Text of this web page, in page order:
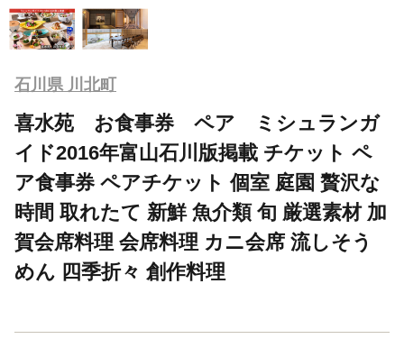
石川県 川北町
喜水苑 お食事券 ペア ミシュランガ
イド2016年富山石川版掲載 チケット ペ
ア食事券 ペアチケット 個室 庭園 贅沢な
時間 取れたて 新鮮 魚介類 旬 厳選素材 加
賀会席料理 会席料理 カニ会席 流しそう
めん 四季折々 創作料理